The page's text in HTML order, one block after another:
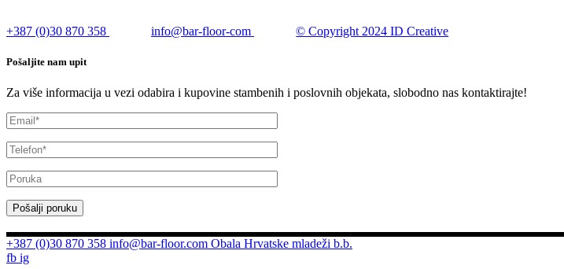
+387 (0)30 870 358 info@bar-floor-com © Copyright 2024 ID Creative
Pošaljite nam upit
Za više informacija u vezi odabira i kupovine stambenih i poslovnih objekata, slobodno nas kontaktirajte!
Pošalji poruku
+387 (0)30 870 358 info@bar-floor.com Obala Hrvatske mladeži b.b.
fb ig